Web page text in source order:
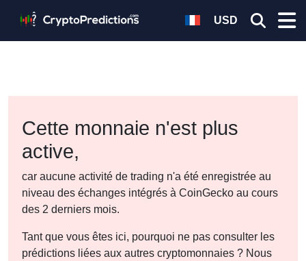
USD
Cette monnaie n'est plus
active,
car aucune activité de trading n'a été enregistrée au
niveau des échanges intégrés à CoinGecko au cours
des 2 derniers mois.
Tant que vous êtes ici, pourquoi ne pas consulter les
prédictions liées aux autres cryptomonnaies ? Nous